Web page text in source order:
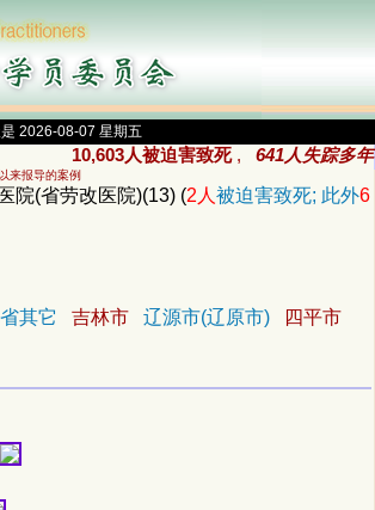
2026-08-07 星期五
10,603人被迫害致死 , 641人失踪多年
来报导的案例
院(省劳改医院)(13) (2人 被迫害致死; 此外6
其它 吉林市 辽源市(辽原市)
四平市